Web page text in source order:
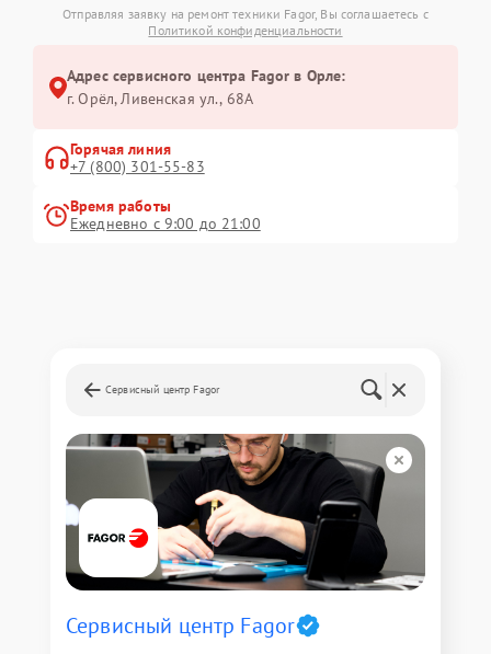
Отправляя заявку на ремонт техники Fagor, Вы соглашаетесь с
Политикой конфиденциальности
Адрес сервисного центра Fagor в Орле:
г. Орёл, Ливенская ул., 68А
Горячая линия
+7 (800) 301-55-83
Время работы
Ежедневно с 9:00 до 21:00
Сервисный центр Fagor
Сервисный центр Fagor